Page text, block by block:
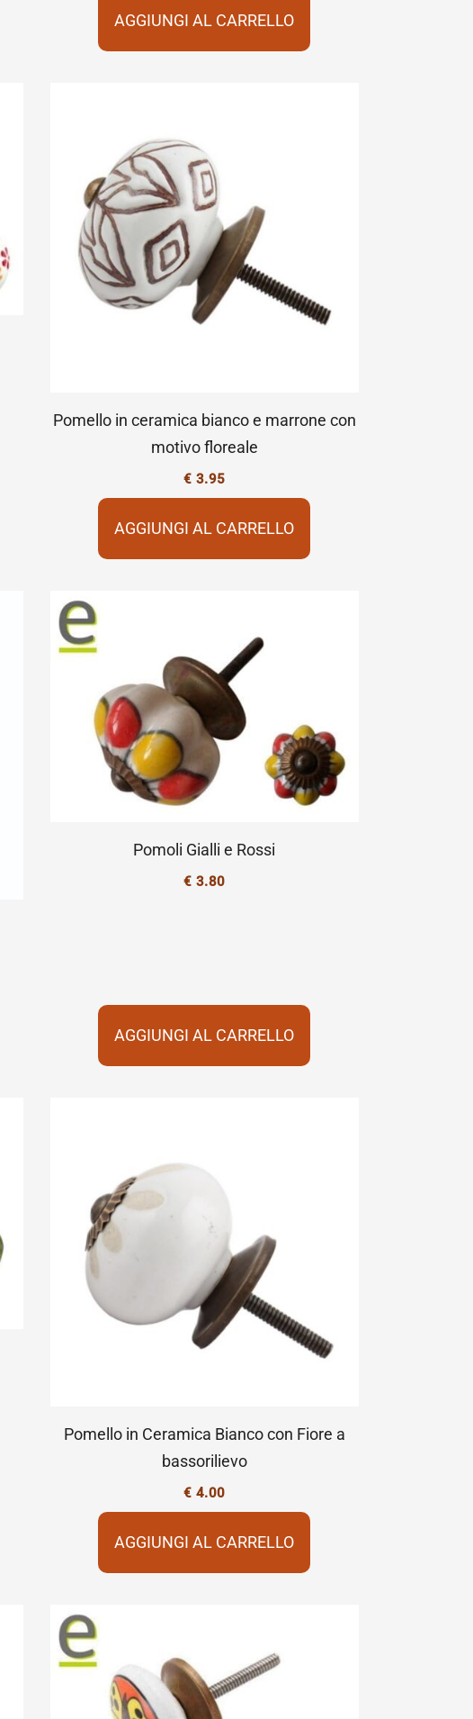
AGGIUNGI AL CARRELLO
Pomello in ceramica bianco e marrone con
motivo floreale
€ 3.95
AGGIUNGI AL CARRELLO
Pomoli Gialli e Rossi
€ 3.80
AGGIUNGI AL CARRELLO
Pomello in Ceramica Bianco con Fiore a
bassorilievo
€ 4.00
AGGIUNGI AL CARRELLO